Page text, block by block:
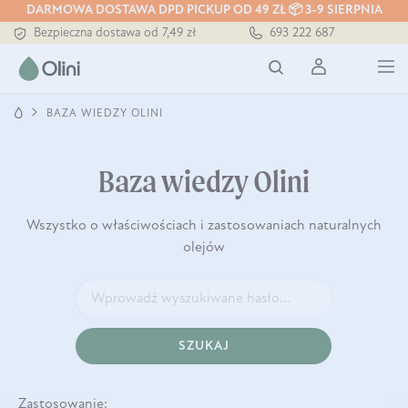
DARMOWA DOSTAWA DPD PICKUP OD 49 ZŁ 📦 3-9 SIERPNIA
Bezpieczna dostawa od 7,49 zł
Darmowa dostawa od 199 zł
693 222 687
BAZA WIEDZY OLINI
Baza wiedzy Olini
Wszystko o właściwościach i zastosowaniach naturalnych
olejów
SZUKAJ
Zastosowanie: